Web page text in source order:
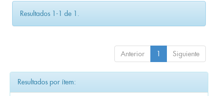
Resultados 1-1 de 1.
Anterior 1 Siguiente
Resultados por ítem: